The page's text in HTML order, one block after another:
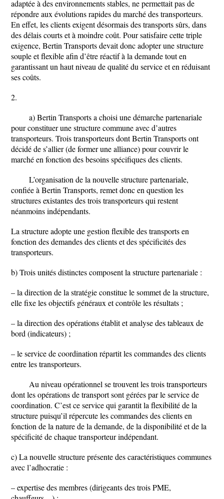
adaptée à des environnements stables, ne permettait pas de
répondre aux évolutions rapides du marché des transporteurs.
En effet, les clients exigent désormais des transports sûrs, dans
des délais courts et à moindre coût. Pour satisfaire cette triple
exigence, Bertin Transports devait donc adopter une structure
souple et flexible afin d’être réactif à la demande tout en
garantissant un haut niveau de qualité du service et en réduisant
ses coûts.
2.
a) Bertin Transports a choisi une démarche partenariale
pour constituer une structure commune avec d’autres
transporteurs. Trois transporteurs dont Bertin Transports ont
décidé de s’allier (de former une alliance) pour couvrir le
marché en fonction des besoins spécifiques des clients.
L’organisation de la nouvelle structure partenariale,
confiée à Bertin Transports, remet donc en question les
structures existantes des trois transporteurs qui restent
néanmoins indépendants.
La structure adopte une gestion flexible des transports en
fonction des demandes des clients et des spécificités des
transporteurs.
b) Trois unités distinctes composent la structure partenariale :
– la direction de la stratégie constitue le sommet de la structure,
elle fixe les objectifs généraux et contrôle les résultats ;
– la direction des opérations établit et analyse des tableaux de
bord (indicateurs) ;
– le service de coordination répartit les commandes des clients
entre les transporteurs.
Au niveau opérationnel se trouvent les trois transporteurs
dont les opérations de transport sont gérées par le service de
coordination. C’est ce service qui garantit la flexibilité de la
structure puisqu’il répercute les commandes des clients en
fonction de la nature de la demande, de la disponibilité et de la
spécificité de chaque transporteur indépendant.
c) La nouvelle structure présente des caractéristiques communes
avec l’adhocratie :
– expertise des membres (dirigeants des trois PME,